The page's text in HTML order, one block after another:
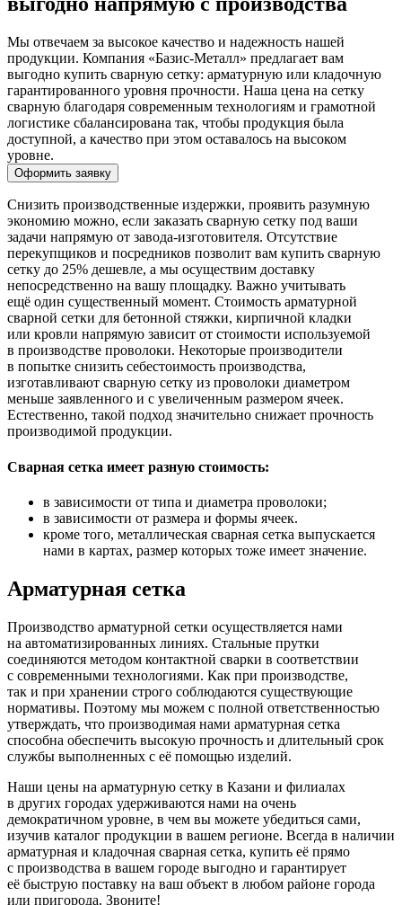
Мы отвечаем за высокое качество и надежность нашей
продукции. Компания «Базис-Металл» предлагает вам
выгодно купить сварную сетку: арматурную или кладочную
гарантированного уровня прочности. Наша цена на сетку
сварную благодаря современным технологиям и грамотной
логистике сбалансирована так, чтобы продукция была
доступной, а качество при этом оставалось на высоком
уровне.
Оформить заявку
Снизить производственные издержки, проявить разумную
экономию можно, если заказать сварную сетку под ваши
задачи напрямую от завода-изготовителя. Отсутствие
перекупщиков и посредников позволит вам купить сварную
сетку до 25% дешевле, а мы осуществим доставку
непосредственно на вашу площадку. Важно учитывать
ещё один существенный момент. Стоимость арматурной
сварной сетки для бетонной стяжки, кирпичной кладки
или кровли напрямую зависит от стоимости используемой
в производстве проволоки. Некоторые производители
в попытке снизить себестоимость производства,
изготавливают сварную сетку из проволоки диаметром
меньше заявленного и с увеличенным размером ячеек.
Естественно, такой подход значительно снижает прочность
производимой продукции.
Сварная сетка имеет разную стоимость:
в зависимости от типа и диаметра проволоки;
в зависимости от размера и формы ячеек.
кроме того, металлическая сварная сетка выпускается
нами в картах, размер которых тоже имеет значение.
Арматурная сетка
Производство арматурной сетки осуществляется нами
на автоматизированных линиях. Стальные прутки
соединяются методом контактной сварки в соответствии
с современными технологиями. Как при производстве,
так и при хранении строго соблюдаются существующие
нормативы. Поэтому мы можем с полной ответственностью
утверждать, что производимая нами арматурная сетка
способна обеспечить высокую прочность и длительный срок
службы выполненных с её помощью изделий.
Наши цены на арматурную сетку в Казани и филиалах
в других городах удерживаются нами на очень
демократичном уровне, в чем вы можете убедиться сами,
изучив каталог продукции в вашем регионе. Всегда в наличии
арматурная и кладочная сварная сетка, купить её прямо
с производства в вашем городе выгодно и гарантирует
её быструю поставку на ваш объект в любом районе города
или пригорода. Звоните!